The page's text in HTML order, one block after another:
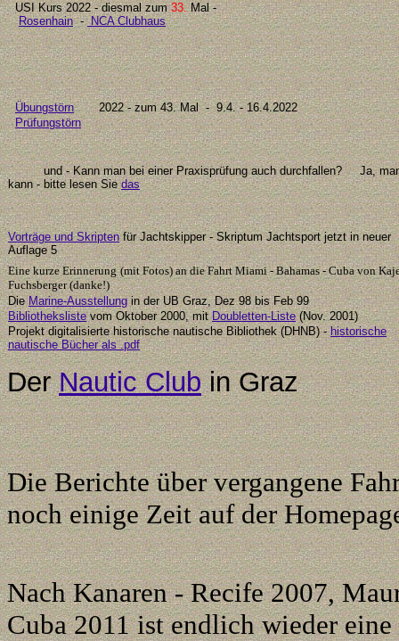
USI Kurs 2022- diesmal zum33.Mal-
Rosenhain-NCA Clubhaus
Übungstörn2022- zum43. Mal- 9.4. - 16.4.2022
Prüfungstörn
und - Kann man bei einer Praxisprüfung auch durchfallen?
Ja,
kann - bittelesen Siedas
Vorträge und Skriptenfür Jachtskipper - Skriptum Jachtsport jetzt in neuer
Auflage5
Eine kurze Erinnerung (mit Fotos) an die Fahrt Miami - Bahamas - Cuba von
Fuchsberger (danke!)
DieMarine-Ausstellungin der UB Graz, Dez 98 bis Feb 99
Bibliothekslistevom Oktober 2000, mitDoubletten-Liste(Nov. 2001)
Projekt digitalisierte historische nautische Bibliothek (DHNB) -historische
nautische Bücher als .pdf
DerNautic Clubin Graz
Die Berichte über vergangene
noch einige Zeit auf der
Nach Kanaren - Recife 2007,
Cuba 2011ist endlich wieder